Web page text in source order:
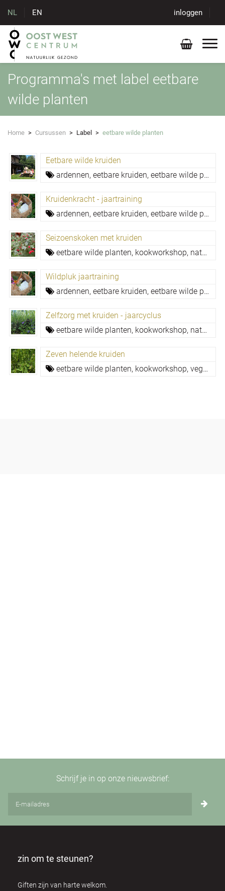
NL EN inloggen
Programma's met label eetbare
wilde planten
Home > Cursussen > Label > eetbare wilde planten
Eetbare wilde kruiden
ardennen, eetbare kruiden, eetbare wilde planten,
Kruidenkracht - jaartraining
ardennen, eetbare kruiden, eetbare wilde planten,
Seizoenskoken met kruiden
eetbare wilde planten, kookworkshop, natuurlijk gezond,
Wildpluk jaartraining
ardennen, eetbare kruiden, eetbare wilde planten,
Zelfzorg met kruiden - jaarcyclus
eetbare wilde planten, kookworkshop, natuurlijke geneeswijzen,
Zeven helende kruiden
eetbare wilde planten, kookworkshop, vegan,
Schrijf je in op onze nieuwsbrief:
zin om te steunen?
Giften zijn van harte welkom.